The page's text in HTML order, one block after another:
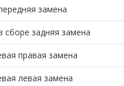
замена
сборе задняя замена
правая замена
левая замена